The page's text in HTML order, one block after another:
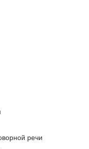
речи